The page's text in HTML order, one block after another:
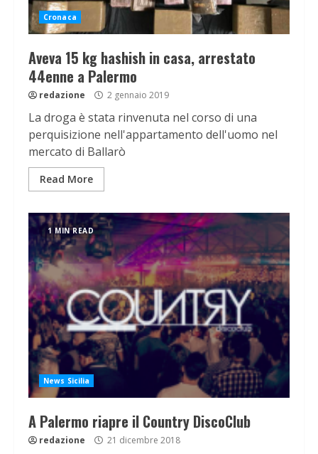
Cronaca
Aveva 15 kg hashish in casa, arrestato
44enne a Palermo
redazione 2 gennaio 2019
La droga è stata rinvenuta nel corso di una
perquisizione nell'appartamento dell'uomo nel
mercato di Ballarò
Read More
1 MIN READ
News Sicilia
A Palermo riapre il Country DiscoClub
redazione 21 dicembre 2018